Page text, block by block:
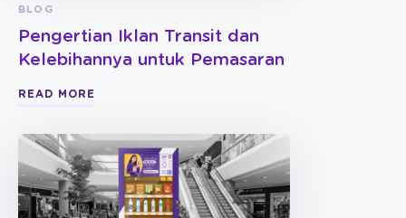
BLOG
Pengertian Iklan Transit dan
Kelebihannya untuk Pemasaran
READ MORE